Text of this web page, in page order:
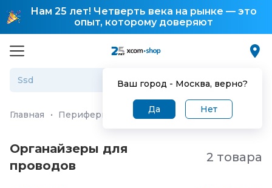
Нам 25 лет! Четверть века на рынке — это
опыт, которому доверяют
Ваш город - Москва, верно?
Да Нет
Главная · Периферия и аксессуары Держатели для
Органайзеры для
проводов
2 товара